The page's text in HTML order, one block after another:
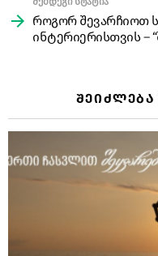
როგორ შევარჩიოთ
ინტერიერისთვის –